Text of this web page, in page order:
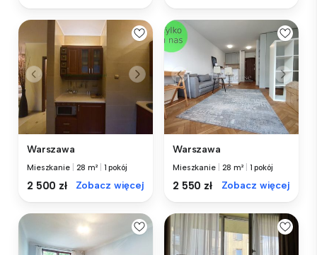
Warszawa
Mieszkanie 28 m² 1 pokój
2 500 zł Zobacz więcej
Warszawa
Mieszkanie 28 m² 1 pokój
2 550 zł Zobacz więcej